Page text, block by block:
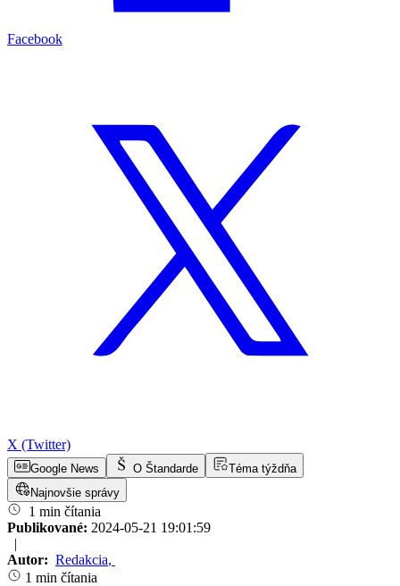
Facebook
X (Twitter)
Google News O Štandarde
Téma týždňa
Najnovšie správy
1 min čítania
Publikované: 2024-05-21 19:01:59
|
Autor: Redakcia,
1 min čítania